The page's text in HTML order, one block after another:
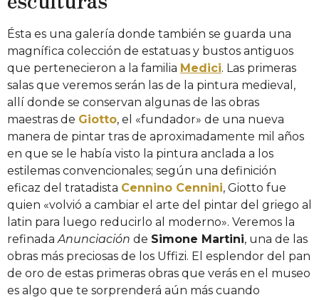
Ésta es una galería donde también se guarda una
magnífica colección de estatuas y bustos antiguos
que pertenecieron a la familia Medici. Las primeras
salas que veremos serán las de la pintura medieval,
allí donde se conservan algunas de las obras
maestras de Giotto, el «fundador» de una nueva
manera de pintar tras de aproximadamente mil años
en que se le había visto la pintura anclada a los
estilemas convencionales; según una definición
eficaz del tratadista Cennino Cennini, Giotto fue
quien «volvió a cambiar el arte del pintar del griego al
latin para luego reducirlo al moderno». Veremos la
refinadaAnunciación de Simone Martini, una de las
obras más preciosas de los Uffizi. El esplendor del pan
de oro de estas primeras obras que verás en el museo
es algo que te sorprenderá aún más cuando